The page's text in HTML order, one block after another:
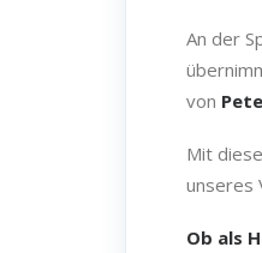
An der
von
Mit
unseres
Ob als